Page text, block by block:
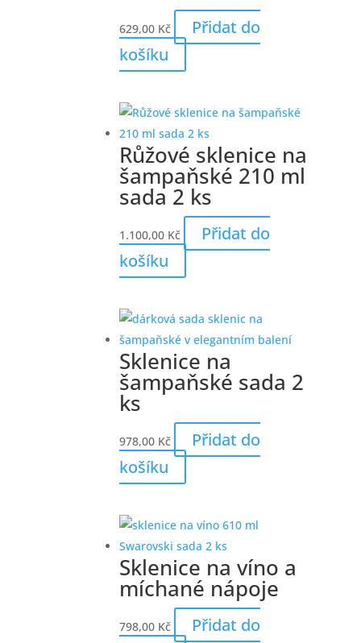
629,00 Kč
Přidat do
košíku
Růžové sklenice na
šampaňské 210 ml
sada 2 ks
1.100,00 Kč
Přidat do
košíku
Sklenice na
šampaňské sada 2
ks
978,00 Kč
Přidat do
košíku
Sklenice na víno a
míchané nápoje
798,00 Kč
Přidat do